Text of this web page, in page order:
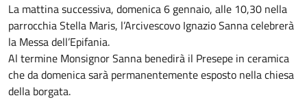
La mattina successiva, domenica 6 gennaio, alle 10,30 nella
parrocchia Stella Maris, l’Arcivescovo Ignazio Sanna celebrerà
la Messa dell’Epifania.
Al termine Monsignor Sanna benedirà il Presepe in ceramica
che da domenica sarà permanentemente esposto nella chiesa
della borgata.